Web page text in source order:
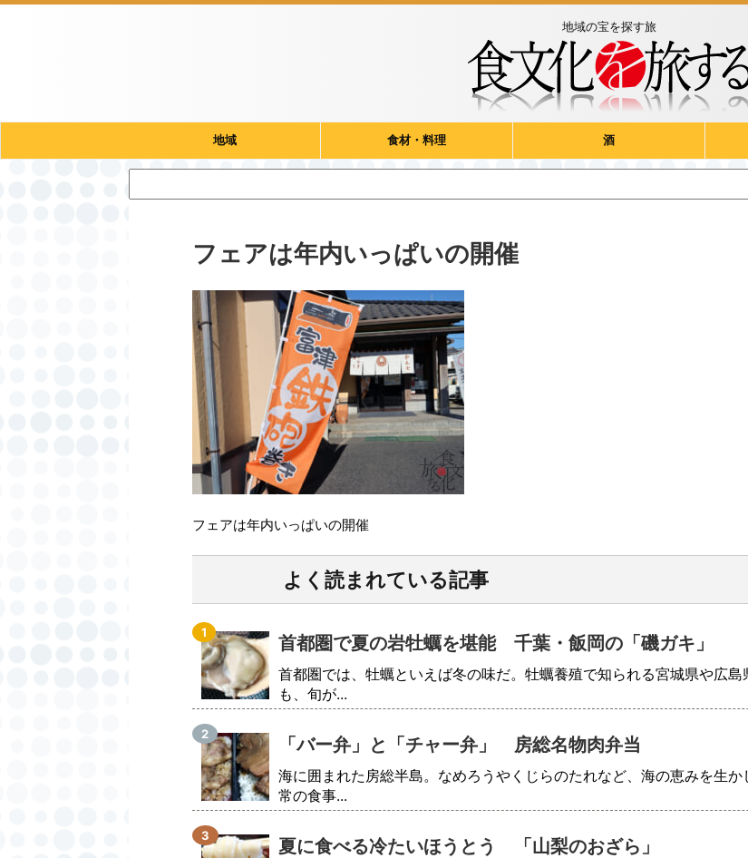
地域の宝を探す旅
地域 食材・料理 酒
フェアは年内いっぱいの開催
フェアは年内いっぱいの開催
よく読まれている記事
首都圏で夏の岩牡蠣を堪能 千葉・飯岡の「磯ガキ」
首都圏では、牡蠣といえば冬の味だ。牡蠣養殖で知られる宮城県や広
も、旬が...
「バー弁」と「チャー弁」 房総名物肉弁当
海に囲まれた房総半島。なめろうやくじらのたれなど、海の恵みを生
常の食事...
夏に食べる冷たいほうとう 「山梨のおざら」